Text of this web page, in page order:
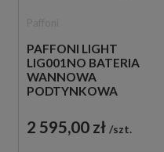
PAFFONI LIGHT
LIG001NO BATERIA
WANNOWA
PODTYNKOWA
CZARNA
2 595,00 zł szt.